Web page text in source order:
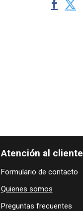
Atención al cliente
Formulario de contacto
Quienes ​som​​​os
Preguntas frecuentes